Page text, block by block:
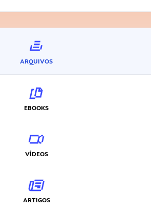
ARQUIVOS
EBOOKS
VÍDEOS
ARTIGOS